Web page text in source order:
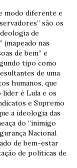
modo diferente e
são os
de
(mapeado nas
de bem” e
tipo como
de uma
humanos, que
líder é Lula e os
e Supremo
a ideologia das
do “inimigo
Nacional
de bem-estar
de políticas de